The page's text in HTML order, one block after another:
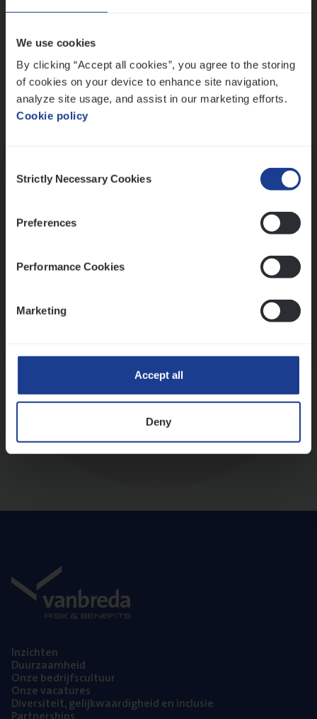
We use cookies
By clicking “Accept all cookies”, you agree to the storing
of cookies on your device to enhance site navigation,
analyze site usage, and assist in our marketing efforts.
Cookie policy
Selection
Strictly Necessary Cookies
Preferences
Performance Cookies
Marketing
Accept all
Deny
Inzich­ten
Duur­zaam­heid
Onze bedrijfs­cul­tuur
Onze vaca­tu­res
Diver­si­teit, gelijk­waar­dig­heid en inclusie